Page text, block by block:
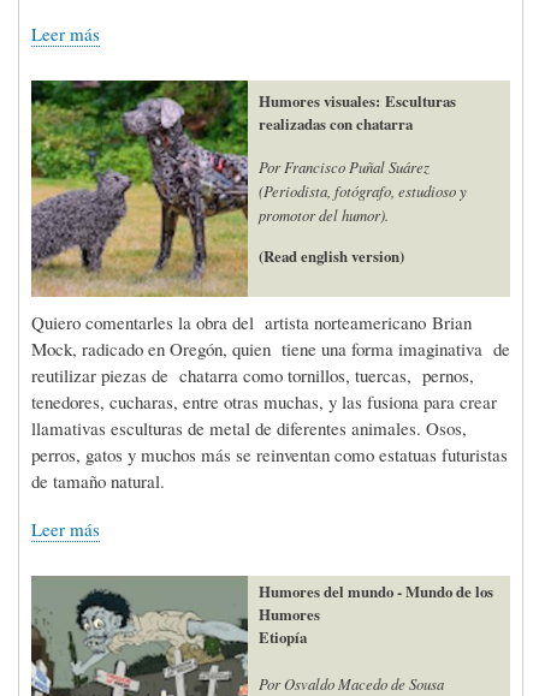
Leer más
Humores visuales: Esculturas
realizadas con chatarra
Por Francisco Puñal Suárez
(Periodista, fotógrafo, estudioso y
promotor del humor).
(Read english version)
Quiero comentarles la obra del artista norteamericano Brian
Mock, radicado en Oregón, quien tiene una forma imaginativa de
reutilizar piezas de chatarra como tornillos, tuercas, pernos,
tenedores, cucharas, entre otras muchas, y las fusiona para crear
llamativas esculturas de metal de diferentes animales. Osos,
perros, gatos y muchos más se reinventan como estatuas futuristas
de tamaño natural.
Leer más
Humores del mundo - Mundo de los
Humores
Etiopía
Por Osvaldo Macedo de Sousa